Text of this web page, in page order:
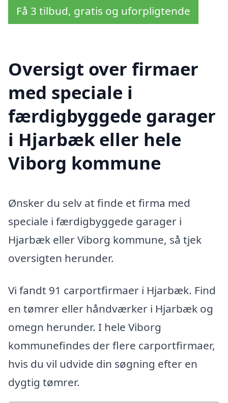
Få 3 tilbud, gratis og uforpligtende
Oversigt over firmaer
med speciale i
færdigbyggede garager
i Hjarbæk eller hele
Viborg kommune
Ønsker du selv at finde et firma med
speciale i færdigbyggede garager i
Hjarbæk eller Viborg kommune, så tjek
oversigten herunder.
Vi fandt 91 carportfirmaer i Hjarbæk. Find
en tømrer eller håndværker i Hjarbæk og
omegn herunder. I hele Viborg
kommunefindes der flere carportfirmaer,
hvis du vil udvide din søgning efter en
dygtig tømrer.